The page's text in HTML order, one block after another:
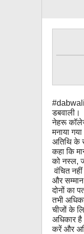
डबवाली।
नेहरू
मनाया
अतिथि के
कहा कि
को नस्ल,
वंचित
और
दोनों का
तभी
चीजों के
अधिकार
करें और